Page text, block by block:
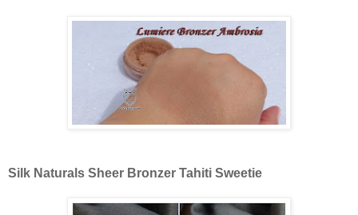
Silk Naturals Sheer Bronzer Tahiti Sweetie